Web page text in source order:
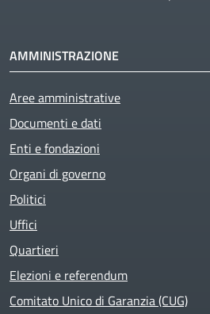
AMMINISTRAZIONE
Aree amministrative
Documenti e dati
Enti e fondazioni
Organi di governo
Politici
Uffici
Quartieri
Elezioni e referendum
Comitato Unico di Garanzia (CUG)